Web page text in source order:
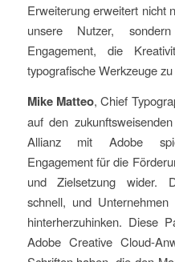
Erweiterung erweitert nicht
unsere Nutzer,
Engagement, die
typografische Werkzeuge zu
Mike Matteo, Chief
auf den
Allianz mit Adobe
Engagement für die
und Zielsetzung wider.
schnell, und
hinterherzuhinken. Diese
Adobe Creative Cloud-